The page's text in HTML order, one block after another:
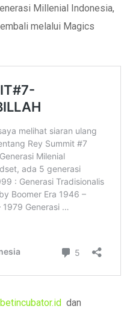
Millenial Indonesia,
melalui Magics
dan